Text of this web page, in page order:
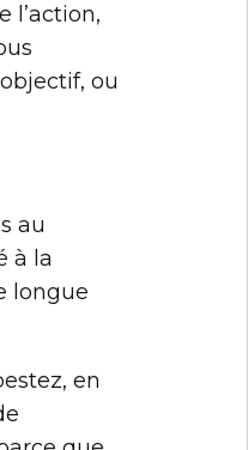
l’action,
ou
au
à la
longue
en